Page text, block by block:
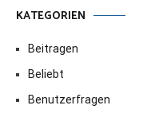
KATEGORIEN
Beitragen
Beliebt
Benutzerfragen